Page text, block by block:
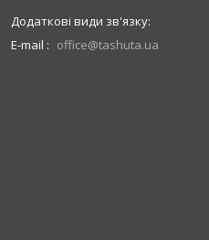
E-mail office@tashuta.ua